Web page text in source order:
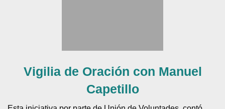
Vigilia de Oración con Manuel
Capetillo